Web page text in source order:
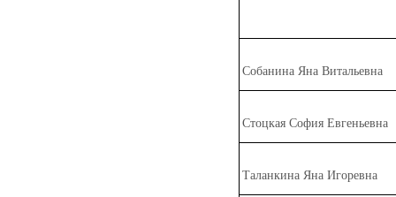
Собанина Яна Витальевна
Стоцкая София Евгеньевна
Таланкина Яна Игоревна